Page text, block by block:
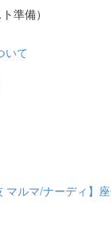
準備）
いて
マルマ/ナーディ】